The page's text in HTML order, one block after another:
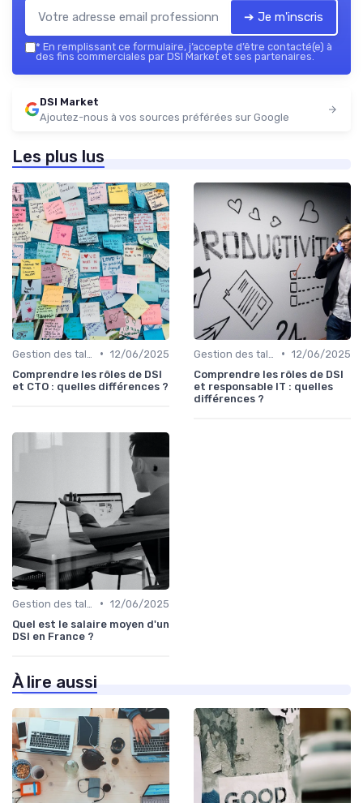
➔ Je m'inscris
* En remplissant ce formulaire, j’accepte d’être contacté(e) à
des fins commerciales par DSI Market et ses partenaires.
DSI Market
Ajoutez-nous à vos sources préférées sur Google
Les plus lus
• 12/06/2025
Comprendre les rôles de DSI
et CTO : quelles différences ?
• 12/06/2025
Comprendre les rôles de DSI
et responsable IT : quelles
différences ?
• 12/06/2025
Quel est le salaire moyen d'un
DSI en France ?
À lire aussi